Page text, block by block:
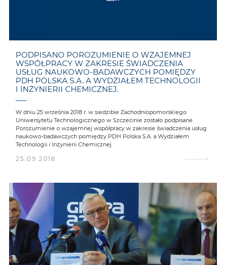
PODPISANO POROZUMIENIE O WZAJEMNEJ
WSPÓŁPRACY W ZAKRESIE ŚWIADCZENIA
USŁUG NAUKOWO-BADAWCZYCH POMIĘDZY
PDH POLSKA S.A. A WYDZIAŁEM TECHNOLOGII
I INŻYNIERII CHEMICZNEJ.
W dniu 25 września 2018 r. w siedzibie Zachodniopomorskiego
Uniwersytetu Technologicznego w Szczecinie zostało podpisane
Porozumienie o wzajemnej współpracy w zakresie świadczenia usług
naukowo-badawczych pomiędzy PDH Polska S.A. a Wydziałem
Technologii i Inżynierii Chemicznej.
25.09.2018